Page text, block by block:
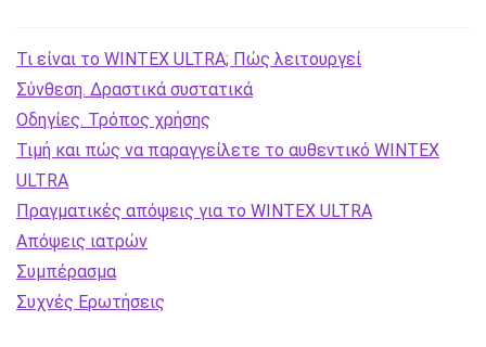
Τι είναι το WINTEX ULTRA; Πώς λειτουργεί
Σύνθεση. Δραστικά συστατικά
Οδηγίες. Τρόπος χρήσης
Τιμή και πώς να παραγγείλετε το αυθεντικό WINTEX
ULTRA
Πραγματικές απόψεις για το WINTEX ULTRA
Απόψεις ιατρών
Συμπέρασμα
Συχνές Ερωτήσεις